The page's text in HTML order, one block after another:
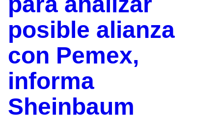
posible alianza
con Pemex,
informa
Sheinbaum